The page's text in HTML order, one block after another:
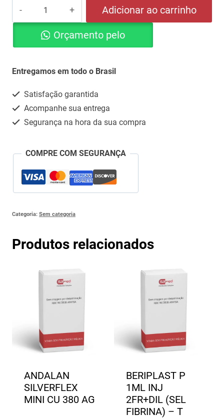
SYNTHROID
175MCG
(LEVOTIROXINA)
Adicionar ao carrinho
Orçamento pelo
Entregamos em todo o Brasil
Satisfação garantida
Acompanhe sua entrega
Segurança na hora da sua compra
COMPRE COM SEGURANÇA
Categoria: Sem categoria
Produtos relacionados
ANDALAN
SILVERFLEX
MINI CU 380 AG
BERIPLAST P
1ML INJ
2FR+DIL (SEL
FIBRINA) – T